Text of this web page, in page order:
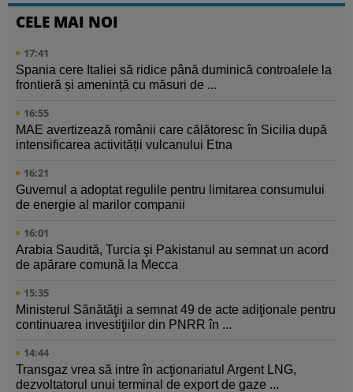
CELE MAI NOI
17:41
Spania cere Italiei să ridice până duminică controalele la
frontieră și amenință cu măsuri de ...
16:55
MAE avertizează românii care călătoresc în Sicilia după
intensificarea activității vulcanului Etna
16:21
Guvernul a adoptat regulile pentru limitarea consumului
de energie al marilor companii
16:01
Arabia Saudită, Turcia şi Pakistanul au semnat un acord
de apărare comună la Mecca
15:35
Ministerul Sănătăţii a semnat 49 de acte adiţionale pentru
continuarea investiţiilor din PNRR în ...
14:44
Transgaz vrea să intre în acţionariatul Argent LNG,
dezvoltatorul unui terminal de export de gaze ...